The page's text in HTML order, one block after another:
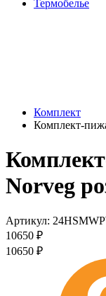
Термобелье
Комплект
Комплект-
Norveg
Артикул:
10650 ₽
10650 ₽